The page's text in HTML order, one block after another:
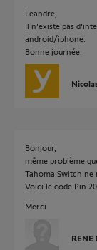
Leandre,
Il n'existe pas
android/iphone.
Bonne journée.
Bonjour,
même problème
Tahoma Switch ne
Voici le code Pin
Merci
RENE